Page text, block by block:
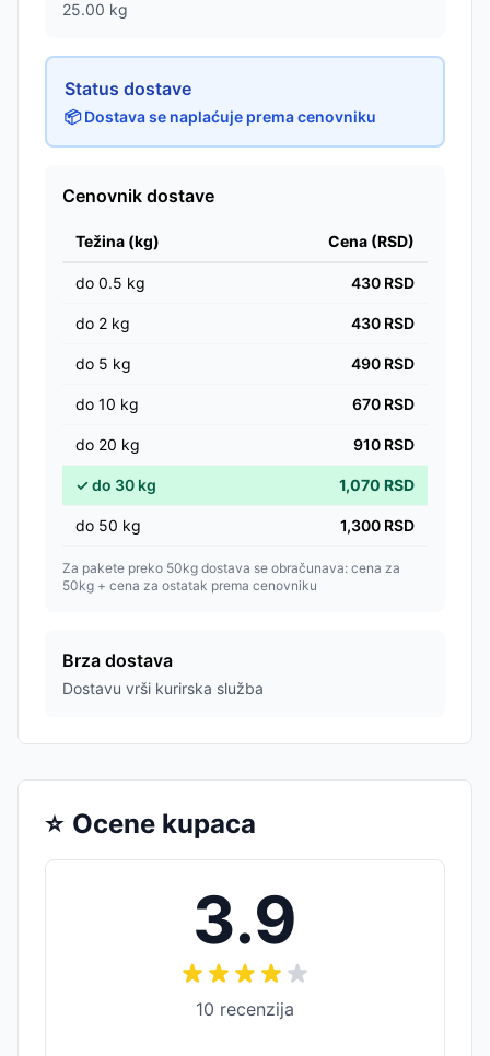
25.00 kg
Status dostave
📦 Dostava se naplaćuje prema cenovniku
Cenovnik dostave
Težina (kg) Cena (RSD)
do 0.5 kg 430 RSD
do 2 kg 430 RSD
do 5 kg 490 RSD
do 10 kg 670 RSD
do 20 kg 910 RSD
✓do 30 kg 1,070 RSD
do 50 kg 1,300 RSD
Za pakete preko 50kg dostava se obračunava: cena za
50kg + cena za ostatak prema cenovniku
Brza dostava
Dostavu vrši kurirska služba
⭐ Ocene kupaca
3.9
10 recenzija